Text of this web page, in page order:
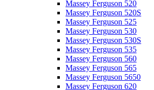
Massey Ferguson 520
Massey Ferguson 520S
Massey Ferguson 525
Massey Ferguson 530
Massey Ferguson 530S
Massey Ferguson 535
Massey Ferguson 560
Massey Ferguson 565
Massey Ferguson 5650
Massey Ferguson 620